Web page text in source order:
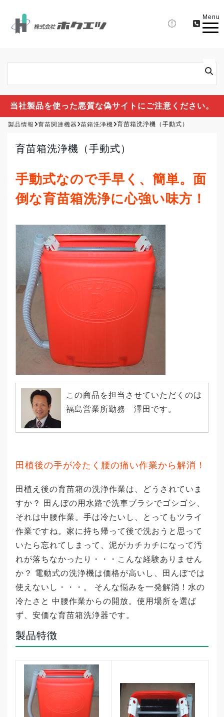
Menu
当社製品を使った悪質な偽サイトにご注意ください。
製品情報 育苗関連機器 苗箱洗浄機 育苗箱洗浄機（手動式）
育苗箱洗浄機（手動式）
手動式なので手早く、簡単。面
倒な育苗箱洗浄に心強い味方！
この商品を担当させていただくのは
福島営業所勤務 澤田です。
田植後の手が冷たく腰の痛い作業から解消！
田植え後の育苗箱の洗浄作業は、どうされていま
すか？ 田んぼの用水路で洗車ブラシでゴシゴシ、
それは中腰作業。手は冷たいし、とってもツライ
作業ですね。家に持ち帰って後で洗おうと思って
いたら忘れてしまって、泥がカチカチになって汚
れが落ちなかったり・・・こんな経験ありません
か？ 電動式の洗浄機は価格が高いし、田んぼでは
使えないし・・・。 そんな悩みを一発解消！水の
冷たさと 中腰作業からの開放。使用場所を選ば
ず、安価な育苗箱洗浄器です。
製品特徴